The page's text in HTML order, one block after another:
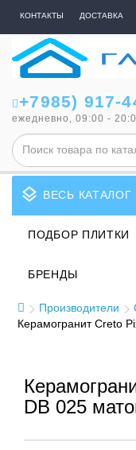
КОНТАКТЫ ДОСТАВКА
+7985) 917-
ежедневно, 09:00 -
layers ВЕСЬ КАТАЛОГ
ПОДБОР ПЛИТКИ
БРЕНДЫ
Производители
Керамогранит Creto
DB 025